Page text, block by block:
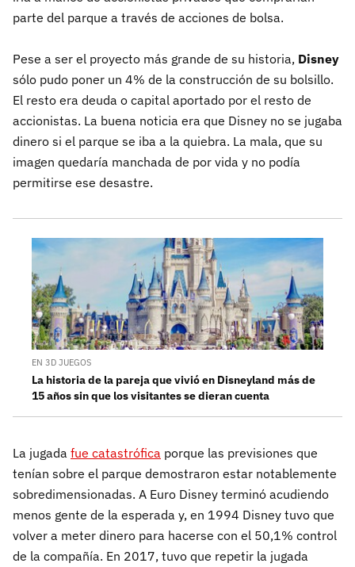
parte del parque a través de acciones de bolsa.
Pese a ser el proyecto más grande de su historia, Disney
sólo pudo poner un 4% de la construcción de su bolsillo.
El resto era deuda o capital aportado por el resto de
accionistas. La buena noticia era que Disney no se jugaba
dinero si el parque se iba a la quiebra. La mala, que su
imagen quedaría manchada de por vida y no podía
permitirse ese desastre.
EN 3D JUEGOS
La historia de la pareja que vivió en Disneyland más de
15 años sin que los visitantes se dieran cuenta
La jugada fue catastrófica porque las previsiones que
tenían sobre el parque demostraron estar notablemente
sobredimensionadas. A Euro Disney terminó acudiendo
menos gente de la esperada y, en 1994 Disney tuvo que
volver a meter dinero para hacerse con el 50,1% control
de la compañía. En 2017, tuvo que repetir la jugada